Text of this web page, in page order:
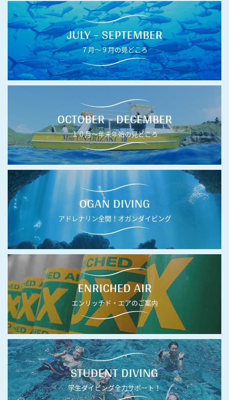
JULY - SEPTEMBER
７月〜９月の見どころ
OCTOBER - DECEMBER
１０月〜年末年始の見どころ
OGAN DIVING
アドレナリン全開！オガンダイビング
ENRICHED AIR
エンリッチド・エアのご案内
STUDENT DIVING
学生ダイビング全力サポート！